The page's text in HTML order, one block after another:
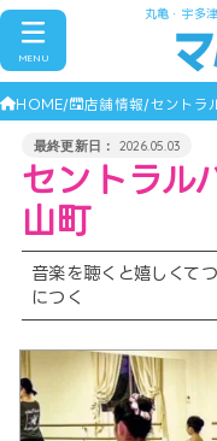
丸亀・宇多
MENU
HOME 店舗情報 セントラ
2026.05.03
セントラル
山町
音楽を聴くと嬉しくて
につく